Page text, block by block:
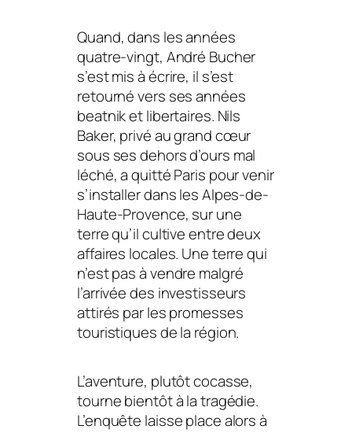
Quand, dans les années
quatre-vingt, André Bucher
s’est mis à écrire, il s’est
retourné vers ses années
beatnik et libertaires. Nils
Baker, privé au grand cœur
sous ses dehors d’ours mal
léché, a quitté Paris pour venir
s’installer dans les Alpes-de-
Haute-Provence, sur une
terre qu’il cultive entre deux
affaires locales. Une terre qui
n’est pas à vendre malgré
l’arrivée des investisseurs
attirés par les promesses
touristiques de la région.
L’aventure, plutôt cocasse,
tourne bientôt à la tragédie.
L’enquête laisse place alors à